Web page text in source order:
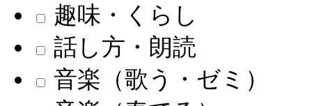
趣味・くらし
話し方・朗読
音楽（歌う・ゼミ）